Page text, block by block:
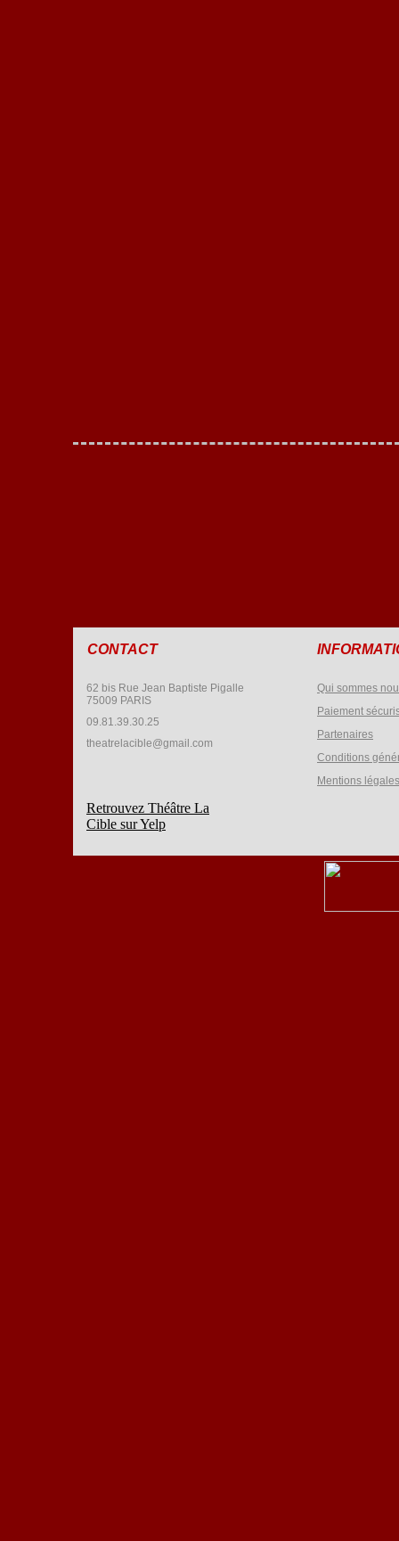
CONTACT
62 bis Rue Jean Baptiste Pigalle
75009 PARIS
09.81.39.30.25
theatrelacible@gmail.com
Retrouvez Théâtre La
Cible sur Yelp
Qui sommes
Paiement
Partenaires
Conditions
Mentions légales